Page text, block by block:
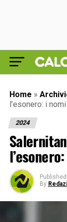
Home »
l’esonero: i
2024
Published
By